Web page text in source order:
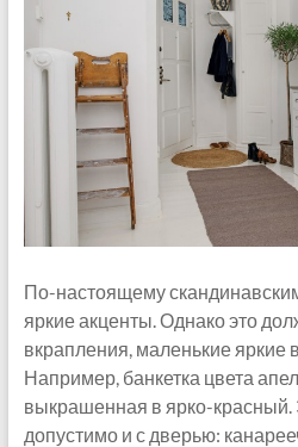
По-настоящему
яркие акценты. Однако это
вкрапления, маленькие яркие
Например, банкетка цвета
выкрашенная в ярко-красный.
допустимо и с дверью: